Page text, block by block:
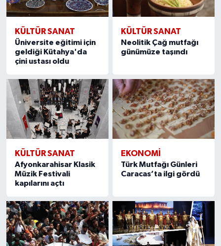
KÜLTÜR SANAT
Üniversite eğitimi için
geldiği Kütahya'da
çini ustası oldu
KÜLTÜR SANAT
Neolitik Çağ mutfağı
günümüze taşındı
KÜLTÜR SANAT
Afyonkarahisar Klasik
Müzik Festivali
kapılarını açtı
EKONOMI
Türk Mutfağı Günleri
Caracas’ta ilgi gördü